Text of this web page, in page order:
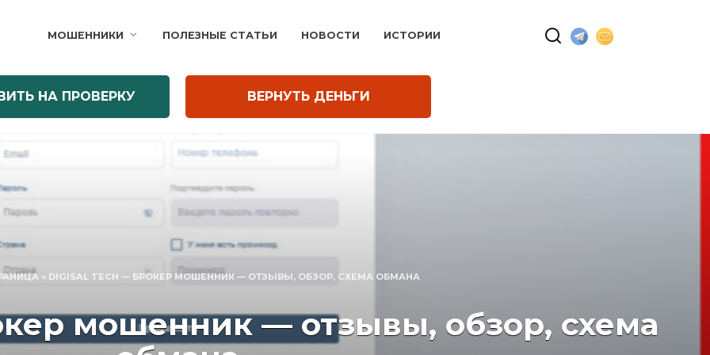
МОШЕННИКИ ПОЛЕЗНЫЕ СТАТЬИ НОВОСТИ ИСТОРИИ
НА ПРОВЕРКУ ВЕРНУТЬ ДЕНЬГИ
» DIGISAL TECH — БРОКЕР МОШЕННИК — ОТЗЫВЫ, ОБЗОР, СХЕМА ОБМАНА
мошенник — отзывы, обзор, схема